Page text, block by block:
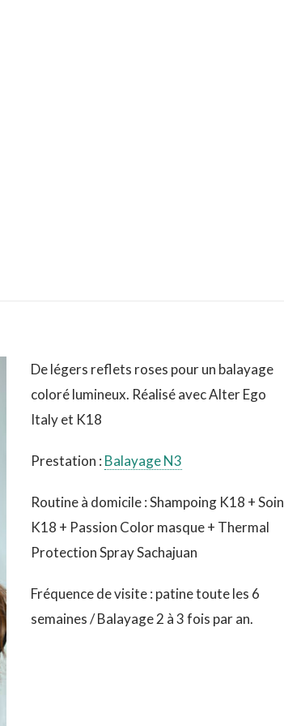
De légers reflets roses pour un balayage
coloré lumineux. Réalisé avec Alter Ego
Italy et K18
Prestation : Balayage N3
Routine à domicile : Shampoing K18 + Soin
K18 + Passion Color masque + Thermal
Protection Spray Sachajuan
Fréquence de visite : patine toute les 6
semaines / Balayage 2 à 3 fois par an.